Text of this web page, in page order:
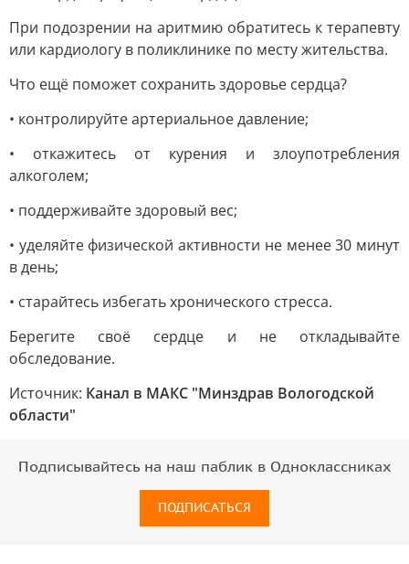
При подозрении на аритмию обратитесь к терапевту
или кардиологу в поликлинике по месту жительства.
Что ещё поможет сохранить здоровье сердца?
• контролируйте артериальное давление;
• откажитесь от курения и злоупотребления
алкоголем;
• поддерживайте здоровый вес;
• уделяйте физической активности не менее 30 минут
в день;
• старайтесь избегать хронического стресса.
Берегите своё сердце и не откладывайте
обследование.
Источник: Канал в МАКС "Минздрав Вологодской
области"
Подписывайтесь на наш паблик в Одноклассниках
ПОДПИСАТЬСЯ